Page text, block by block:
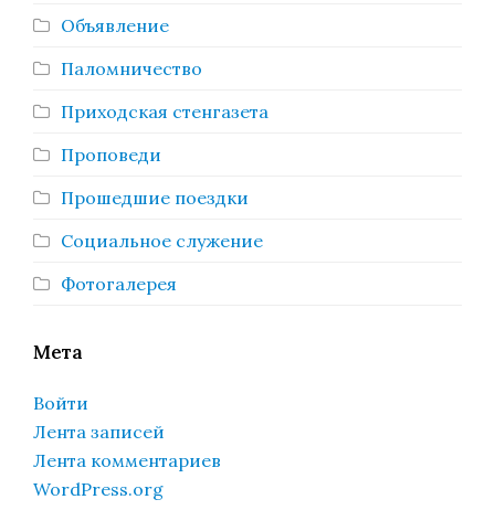
Объявление
Паломничество
Приходская стенгазета
Проповеди
Прошедшие поездки
Социальное служение
Фотогалерея
Мета
Войти
Лента записей
Лента комментариев
WordPress.org